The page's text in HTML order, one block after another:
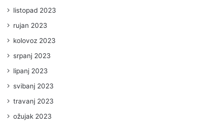
listopad 2023
rujan 2023
kolovoz 2023
srpanj 2023
lipanj 2023
svibanj 2023
travanj 2023
ožujak 2023